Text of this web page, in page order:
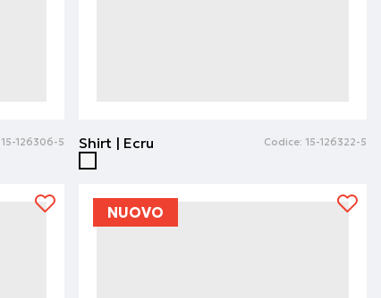
15-126306-5 Shirt | Ecru Codice: 15-126322-5
NUOVO